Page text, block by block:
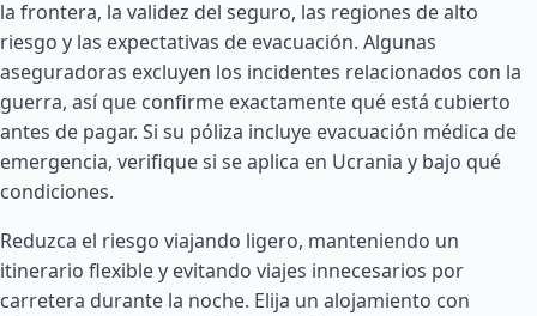
la frontera, la validez del seguro, las regiones de alto
riesgo y las expectativas de evacuación. Algunas
aseguradoras excluyen los incidentes relacionados con la
guerra, así que confirme exactamente qué está cubierto
antes de pagar. Si su póliza incluye evacuación médica de
emergencia, verifique si se aplica en Ucrania y bajo qué
condiciones.
Reduzca el riesgo viajando ligero, manteniendo un
itinerario flexible y evitando viajes innecesarios por
carretera durante la noche. Elija un alojamiento con